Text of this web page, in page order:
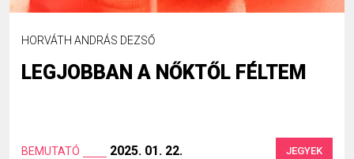
HORVÁTH ANDRÁS DEZSŐ
LEGJOBBAN A NŐKTŐL FÉLTEM
BEMUTATÓ 2025. 01. 22. JEGYEK